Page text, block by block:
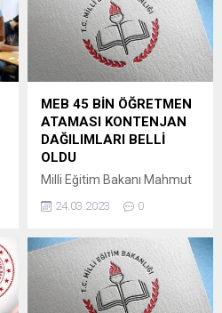
MEB 45 BİN ÖĞRETMEN
ATAMASI KONTENJAN
DAĞILIMLARI BELLİ
OLDU
Milli Eğitim Bakanı Mahmut
Tayyip Erdoğan’ın 45 bin
müjdesinin ardından atama
takvimi ile branş bazında
kontenjan dağılımını bugün
itibarıyla ilan ettiklerini
24.03.2023 0